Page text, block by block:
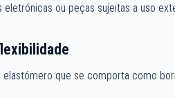
ou peças sujeitas a uso
que se comporta como